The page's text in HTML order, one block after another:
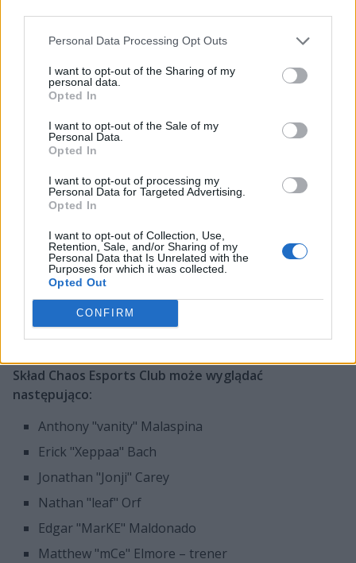
Personal Data Processing Opt Outs
I want to opt-out of the Sharing of my
personal data.
Opted In
I want to opt-out of the Sale of my
Personal Data.
Opted In
I want to opt-out of processing my
Personal Data for Targeted Advertising.
Opted In
I want to opt-out of Collection, Use,
Retention, Sale, and/or Sharing of my
Personal Data that Is Unrelated with the
Purposes for which it was collected.
Opted Out
CONFIRM
odbanowanie gasły, to prowadzący nie składał broni.
Wprawdzie przez chwilę próbował swoich sił w
miał przecież świadomość, że drzwi do najmocniejszych
formacji, celujących w występy na Majorach, są dla
własnych projektów, natomiast nie wytrzymywały one
próby czasu. Dopiero ten ostatni realizowany pod
banderą Chaos Esports Club można uznać za bardzo
udany. steel wprowadził drużynę młokosów do czołowej
dwudziestki na świecie i tym osiągnięciem
najprawdopodobniej spuentuje wieloletnią karierę. Na
jego następcę typowany jest bezrobotny Edgar
"MarKE" Maldonado, który ostatnio związany był z Ze
Pug Godz.
Skład Chaos Esports Club może wyglądać
następująco:
Anthony "vanity" Malaspina
Erick "Xeppaa" Bach
Jonathan "Jonji" Carey
Nathan "leaf" Orf
Edgar "MarKE" Maldonado
Matthew "mCe" Elmore – trener